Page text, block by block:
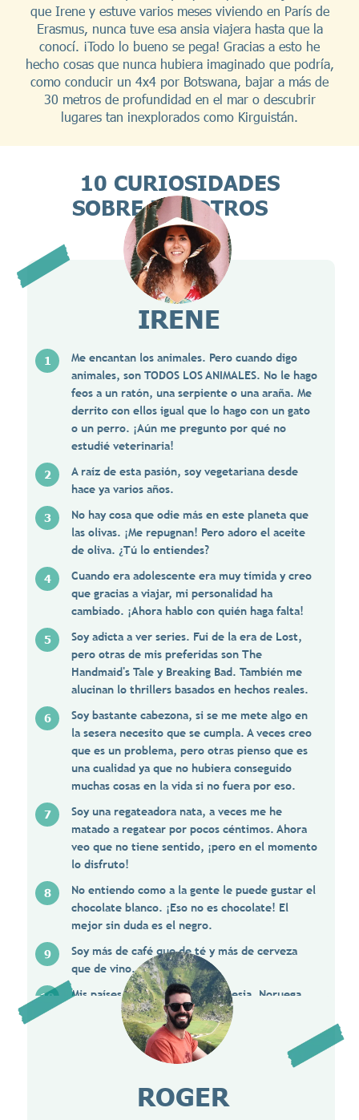
que Irene y estuve varios meses viviendo en París de
Erasmus, nunca tuve esa ansia viajera hasta que la
conocí. ¡Todo lo bueno se pega! Gracias a esto he
hecho cosas que nunca hubiera imaginado que podría,
como conducir un 4x4 por Botswana, bajar a más de
30 metros de profundidad en el mar o descubrir
lugares tan inexplorados como Kirguistán.
10 CURIOSIDADES
SOBRE NOSOTROS
IRENE
Me encantan los animales. Pero cuando digo
animales, son TODOS LOS ANIMALES. No le hago
feos a un ratón, una serpiente o una araña. Me
derrito con ellos igual que lo hago con un gato
o un perro. ¡Aún me pregunto por qué no
estudié veterinaria!
A raíz de esta pasión, soy vegetariana desde
hace ya varios años.
No hay cosa que odie más en este planeta que
las olivas. ¡Me repugnan! Pero adoro el aceite
de oliva. ¿Tú lo entiendes?
Cuando era adolescente era muy tímida y creo
que gracias a viajar, mi personalidad ha
cambiado. ¡Ahora hablo con quién haga falta!
Soy adicta a ver series. Fui de la era de Lost,
pero otras de mis preferidas son The
Handmaid's Tale y Breaking Bad. También me
alucinan lo thrillers basados en hechos reales.
Soy bastante cabezona, si se me mete algo en
la sesera necesito que se cumpla. A veces creo
que es un problema, pero otras pienso que es
una cualidad ya que no hubiera conseguido
muchas cosas en la vida si no fuera por eso.
Soy una regateadora nata, a veces me he
matado a regatear por pocos céntimos. Ahora
veo que no tiene sentido, ¡pero en el momento
lo disfruto!
No entiendo como a la gente le puede gustar el
chocolate blanco. ¡Eso no es chocolate! El
mejor sin duda es el negro.
Soy más de café que de té y más de cerveza
que de vino.
Mis países preferidos son Indonesia, Noruega,
Namibia y Argentina.
ROGER